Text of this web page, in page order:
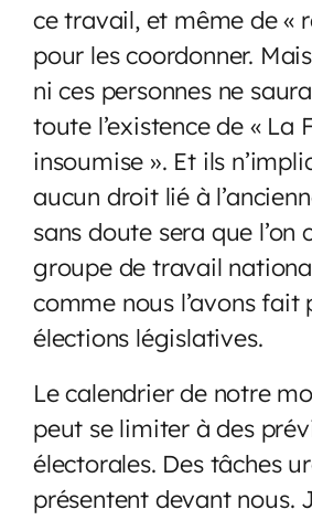
ce travail, et même de «
pour les coordonner.
ni ces personnes ne
toute l’existence de « La
insoumise ». Et ils
aucun droit lié à
sans doute sera que l’on
groupe de travail
comme nous l’avons fait
élections législatives.
Le calendrier de notre
peut se limiter à des
électorales. Des tâches
présentent devant nous.